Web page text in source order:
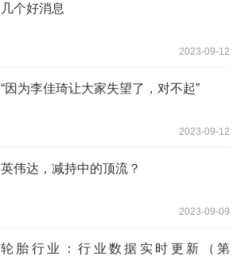
几个好消息
2023-09-12
“因为李佳琦让大家失望了，对不起”
2023-09-12
英伟达，减持中的顶流？
2023-09-09
轮胎行业：行业数据实时更新（第